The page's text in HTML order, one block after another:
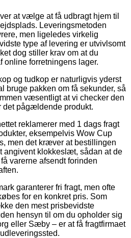
at vælge at få udbragt hjem til
Leveringsmetoden
men ligeledes virkelig
type af levering er utvivlsomt
dog stiller krav om at du
forretningens lager.
og tudkop er naturligvis yderst
bruge pakken om få sekunder, så
væsentligt at vi checker den
det pågældende produkt.
reklamerer med 1 dags fragt
eksempelvis Wow Cup
men det kræver at bestillingen
angivent klokkeslæt, sådan at de
varerne afsendt forinden
garanterer fri fragt, men ofte
for en konkret pris. Som
den mest prisbevidste
hensyn til om du opholder sig
eller Sæby – er at få fragtfirmaet